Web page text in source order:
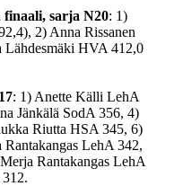
finaali, sarja N20: 1)
2) Anna Rissanen
HVA 412,0
: 1) Anette Källi LehA
Jänkälä SodA 356, 4)
Riutta HSA 345, 6)
LehA 342,
Rantakangas LehA